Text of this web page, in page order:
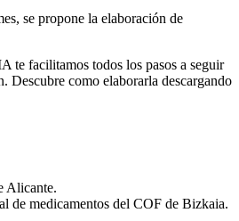
se propone la elaboración de
te facilitamos todos los pasos a seguir
Descubre como elaborarla descargando
Alicante.
de medicamentos del COF de Bizkaia.